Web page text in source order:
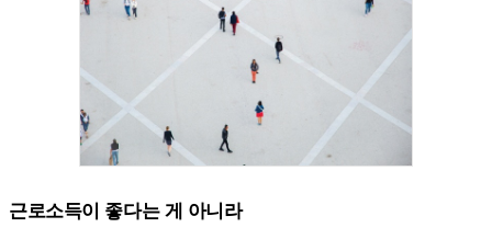
근로소득이 좋다는 게 아니라